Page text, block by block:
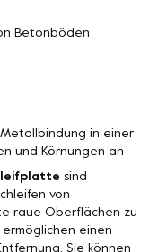
Betonböden
in einer
und Körnungen an
sind
von
raue Oberflächen zu
einen
Sie können